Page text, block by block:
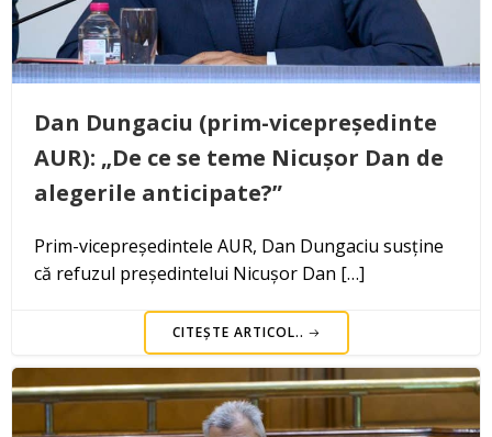
Dan Dungaciu (prim-vicepreședinte
AUR): „De ce se teme Nicușor Dan de
alegerile anticipate?”
Prim-vicepreședintele AUR, Dan Dungaciu susține
că refuzul președintelui Nicușor Dan […]
CITEȘTE ARTICOL..